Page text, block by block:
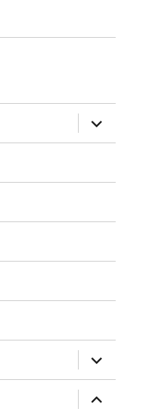
öffnen
öffnen
öffnen